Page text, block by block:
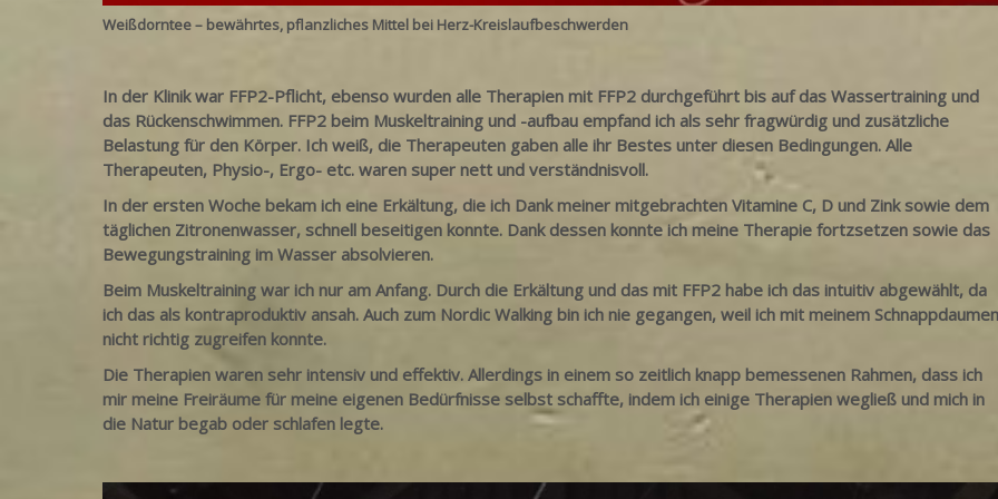
Weißdorntee – bewährtes, pflanzliches Mittel bei Herz-Kreislaufbeschwerden
In der Klinik war FFP2-Pflicht, ebenso wurden alle Therapien mit FFP2 durchgeführt bis auf das Wassertraining und
das Rückenschwimmen. FFP2 beim Muskeltraining und -aufbau empfand ich als sehr fragwürdig und zusätzliche
Belastung für den Körper. Ich weiß, die Therapeuten gaben alle ihr Bestes unter diesen Bedingungen. Alle
Therapeuten, Physio-, Ergo- etc. waren super nett und verständnisvoll.
In der ersten Woche bekam ich eine Erkältung, die ich Dank meiner mitgebrachten Vitamine C, D und Zink sowie dem
täglichen Zitronenwasser, schnell beseitigen konnte. Dank dessen konnte ich meine Therapie fortzsetzen sowie das
Bewegungstraining im Wasser absolvieren.
Beim Muskeltraining war ich nur am Anfang. Durch die Erkältung und das mit FFP2 habe ich das intuitiv abgewählt, da
ich das als kontraproduktiv ansah. Auch zum Nordic Walking bin ich nie gegangen, weil ich mit meinem Schnappdaumen
nicht richtig zugreifen konnte.
Die Therapien waren sehr intensiv und effektiv. Allerdings in einem so zeitlich knapp bemessenen Rahmen, dass ich
mir meine Freiräume für meine eigenen Bedürfnisse selbst schaffte, indem ich einige Therapien wegließ und mich in
die Natur begab oder schlafen legte.